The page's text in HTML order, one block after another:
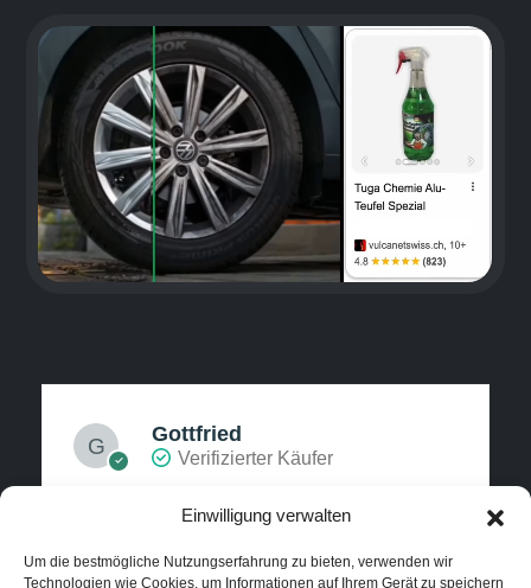
Einwilligung verwalten
Um die bestmögliche Nutzungserfahrung zu bieten, verwenden wir
Technologien wie Cookies, um Informationen auf Ihrem Gerät zu speichern
Gottfried
Verifizierter Käufer
5/5